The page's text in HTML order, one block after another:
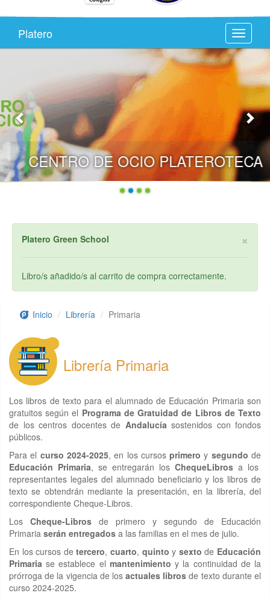
Toggle
Platero
CENTRO DE OCIO PLATEROTECA
×
Platero Green School
Libro/s añadido/s al carrito de compra correctamente.
Inicio Librería Primaria
Librería Primaria
Los libros de texto para el alumnado de Educación Primaria son
gratuitos según el Programa de Gratuidad de Libros de Texto
de los centros docentes de Andalucía sostenidos con fondos
públicos.
Para el curso 2024-2025, en los cursosprimero y segundo de
Educación Primaria, se entregarán los ChequeLibros a los
representantes legales del alumnado beneficiario y los libros de
texto se obtendrán mediante la presentación, en la librería, del
correspondiente Cheque-Libros.
Los Cheque-Libros de primero y segundo de Educación
Primaria serán entregados a las familias en el mes de julio.
En los cursos detercero,cuarto, quinto y sexto de Educación
Primaria se establece el mantenimiento y la continuidad de la
prórroga de la vigencia de losactuales libros de texto durante el
curso 2024-2025.